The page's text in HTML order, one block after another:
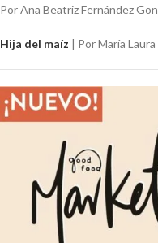
PorAna Beatriz Fernández
Hija del maíz | Por María